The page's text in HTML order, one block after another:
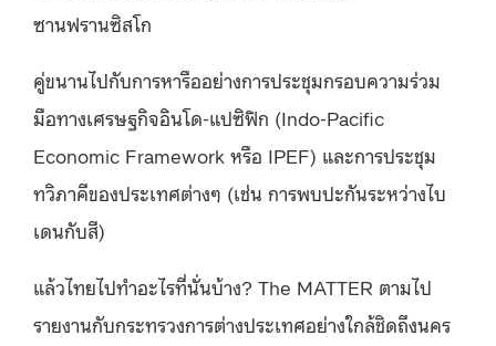
ซานฟรานซิสโก
คู่ขนานไปกับการหารืออย่างการประชุมกรอบความร่วม
มือทางเศรษฐกิจอินโด-แปซิฟิก (Indo-Pacific
Economic Framework หรือ IPEF) และการประชุม
ทวิภาคีของประเทศต่างๆ (เช่น การพบปะกันระหว่างไบ
เดนกับสี)
แล้วไทยไปทำอะไรที่นั่นบ้าง? The MATTER ตามไป
รายงานกับกระทรวงการต่างประเทศอย่างใกล้ชิดถึงนคร